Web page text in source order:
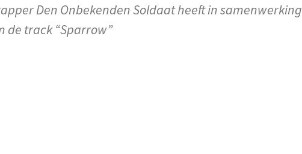
Den Onbekenden Soldaat heeft in samenwerking
de track “Sparrow”